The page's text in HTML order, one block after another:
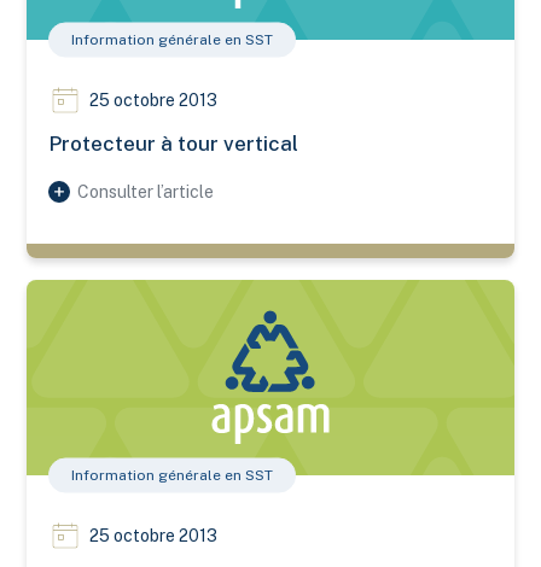
Information générale en SST
25 octobre 2013
Protecteur à tour vertical
Consulter l’article
Élingue pour lampadaires
Information générale en SST
25 octobre 2013